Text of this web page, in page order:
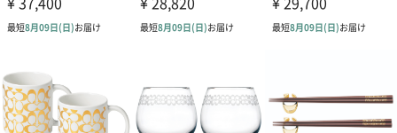
ニューヨーク・マンハッタンで創立されたグローバルファ
COACH（コーチ）は、1941年にニューヨーク・マンハッタンで創
立されたグローバルファッション・ブランドです。
高度な職人技術に支えられた高品質かつ、手の届く価格帯のアク